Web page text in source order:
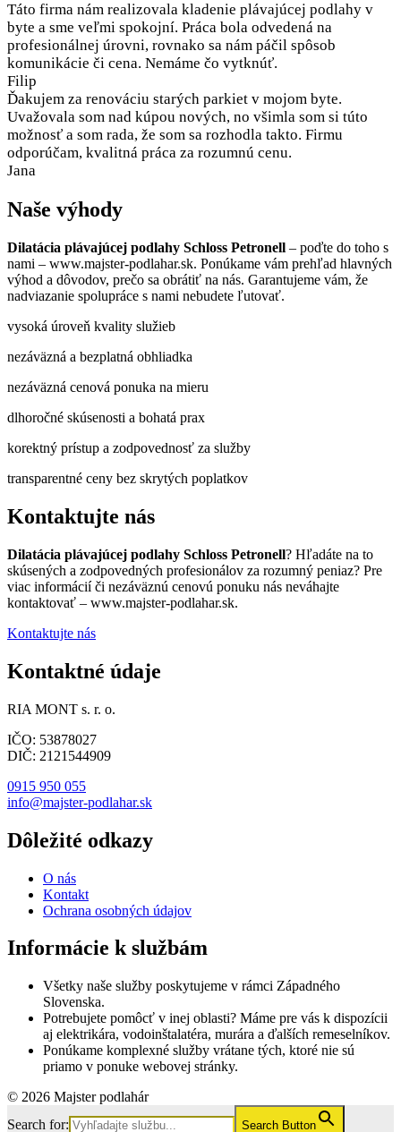
Táto firma nám realizovala kladenie plávajúcej podlahy v
byte a sme veľmi spokojní. Práca bola odvedená na
profesionálnej úrovni, rovnako sa nám páčil spôsob
komunikácie či cena. Nemáme čo vytknúť.
Filip
Ďakujem za renováciu starých parkiet v mojom byte.
Uvažovala som nad kúpou nových, no všimla som si túto
možnosť a som rada, že som sa rozhodla takto. Firmu
odporúčam, kvalitná práca za rozumnú cenu.
Jana
Naše výhody
Dilatácia plávajúcej podlahy Schloss Petronell – poďte do toho s
nami – www.majster-podlahar.sk. Ponúkame vám prehľad hlavných
výhod a dôvodov, prečo sa obrátiť na nás. Garantujeme vám, že
nadviazanie spolupráce s nami nebudete ľutovať.
vysoká úroveň kvality služieb
nezáväzná a bezplatná obhliadka
nezáväzná cenová ponuka na mieru
dlhoročné skúsenosti a bohatá prax
korektný prístup a zodpovednosť za služby
transparentné ceny bez skrytých poplatkov
Kontaktujte nás
Dilatácia plávajúcej podlahy Schloss Petronell? Hľadáte na to
skúsených a zodpovedných profesionálov za rozumný peniaz? Pre
viac informácií či nezáväznú cenovú ponuku nás neváhajte
kontaktovať – www.majster-podlahar.sk.
Kontaktujte nás
Kontaktné údaje
RIA MONT s. r. o.
IČO: 53878027
DIČ: 2121544909
0915 950 055
info@majster-podlahar.sk
Dôležité odkazy
O nás
Kontakt
Ochrana osobných údajov
Informácie k službám
Všetky naše služby poskytujeme v rámci Západného
Slovenska.
Potrebujete pomôcť v inej oblasti? Máme pre vás k dispozícii
aj elektrikára, vodoinštalatéra, murára a ďalších remeselníkov.
Ponúkame komplexné služby vrátane tých, ktoré nie sú
priamo v ponuke webovej stránky.
© 2026 Majster podlahár
Search for:
Search Button